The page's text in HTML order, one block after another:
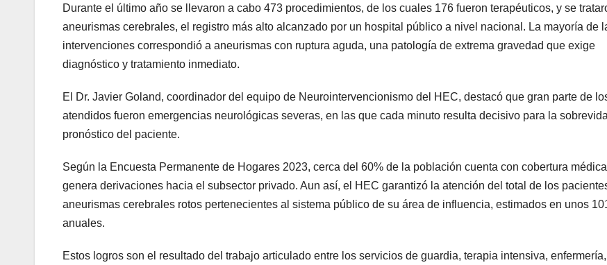
Durante el último año se llevaron a cabo 473 procedimientos, de los cuales 176 fueron terapéuticos, y se
aneurismas cerebrales, el registro más alto alcanzado por un hospital público a nivel nacional. La mayoría de
intervenciones correspondió a aneurismas con ruptura aguda, una patología de extrema gravedad que exige
diagnóstico y tratamiento inmediato.
El Dr. Javier Goland, coordinador del equipo de Neurointervencionismo del HEC, destacó que gran parte de
atendidos fueron emergencias neurológicas severas, en las que cada minuto resulta decisivo para la
pronóstico del paciente.
Según la Encuesta Permanente de Hogares 2023, cerca del 60% de la población cuenta con cobertura
genera derivaciones hacia el subsector privado. Aun así, el HEC garantizó la atención del total de los
aneurismas cerebrales rotos pertenecientes al sistema público de su área de influencia, estimados en unos
anuales.
Estos logros son el resultado del trabajo articulado entre los servicios de guardia, terapia intensiva, enfermería,